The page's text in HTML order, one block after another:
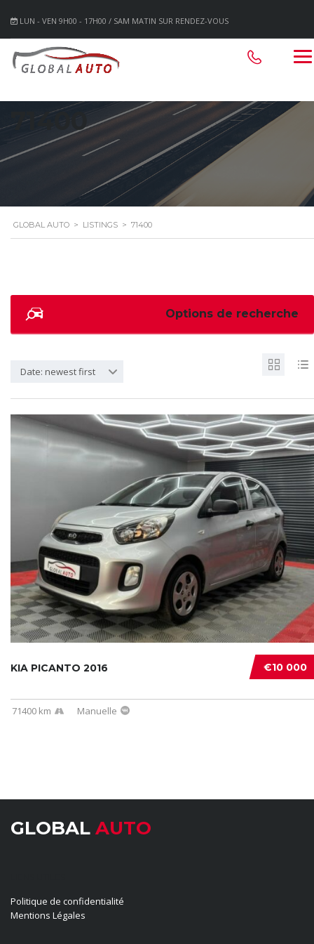
LUN - VEN 9H00 - 17H00 / SAM MATIN SUR RENDEZ-VOUS
71400
GLOBAL AUTO > LISTINGS > 71400
Options de recherche
Date: newest first
€10 000
KIA PICANTO 2016
71400 km Manuelle
GLOBAL AUTO
Politique de confidentialité
Mentions Légales